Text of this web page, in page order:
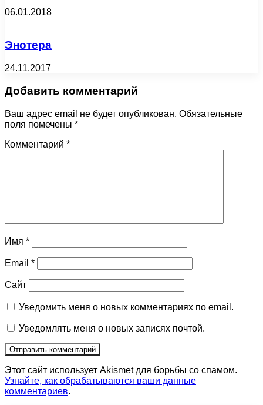
06.01.2018
Энотера
24.11.2017
Добавить комментарий
Ваш адрес email не будет опубликован. Обязательные
поля помечены *
Комментарий *
Имя *
Email *
Сайт
Уведомить меня о новых комментариях по email.
Уведомлять меня о новых записях почтой.
Этот сайт использует Akismet для борьбы со спамом.
Узнайте, как обрабатываются ваши данные
комментариев.